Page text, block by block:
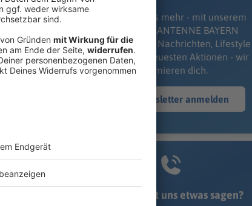
Verpass' nichts mehr - mit unserem
kostenlosen ANTENNE BAYERN
Newsletter. Ob Nachrichten, Lifestyle
oder unsere neuesten Aktionen - wir
informieren dich.
Zum Newsletter anmelden
Du möchtest uns etwas sagen?